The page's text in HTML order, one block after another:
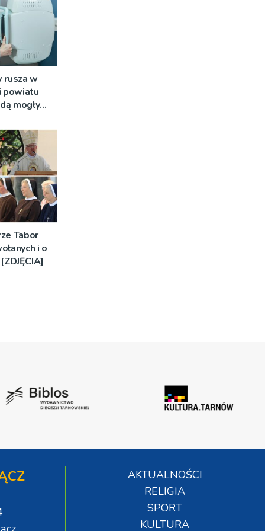
rusza w
powiatu
mogły
Tabor
i o
AKTUALNOŚCI
RELIGIA
SPORT
KULTURA